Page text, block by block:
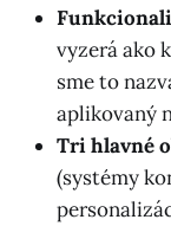
vyzerá ako
sme to
aplikovaný
Tri hlavné
(systémy